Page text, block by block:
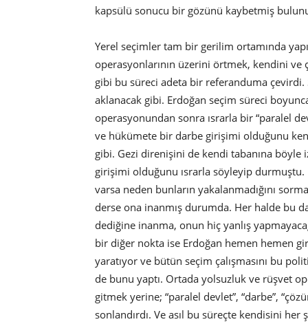
kapsülü sonucu bir gözünü kaybetmiş
Yerel seçimler tam bir gerilim ortamında
operasyonlarının üzerini örtmek, kendini
gibi bu süreci adeta bir referanduma çevirdi.
aklanacak gibi. Erdoğan seçim süreci
operasyonundan sonra ısrarla bir “paralel
ve hükümete bir darbe girişimi olduğunu
gibi. Gezi direnişini de kendi tabanına
girişimi olduğunu ısrarla söyleyip durmuştu.
varsa neden bunların yakalanmadığını
derse ona inanmış durumda. Her halde bu
dediğine inanma, onun hiç yanlış
bir diğer nokta ise Erdoğan hemen hemen
yaratıyor ve bütün seçim çalışmasını bu
de bunu yaptı. Ortada yolsuzluk ve rüşvet
gitmek yerine; “paralel devlet”, “darbe”,
sonlandırdı. Ve asıl bu süreçte kendisini